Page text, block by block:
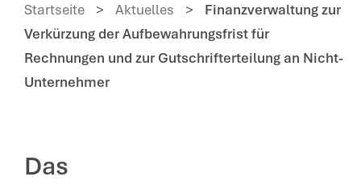
Startseite > Aktuelles >
Finanzverwaltung zur
Verkürzung der Aufbewahrungsfrist für
Rechnungen und zur Gutschrifterteilung an Nicht-
Unternehmer
Das